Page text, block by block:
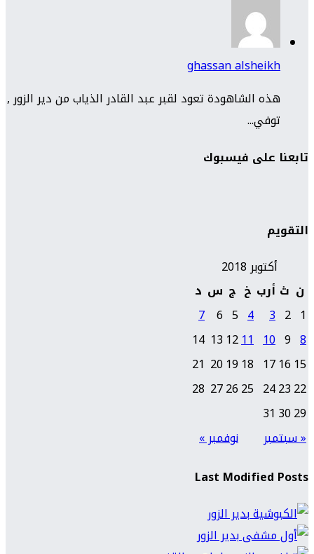
ghassan alsheikh
هذه الشاهودة تعود لقبر عبد القادر الذياب من دير الزور ,
توفي...
تابعنا على فيسبوك
التقويم
أكتوبر 2018
ن ث أرب خ ج س د
« سبتمبر نوفمبر »
1
2
3
4
5
6
7
8
9
10
11
12
13
14
15
16
17
18
19
20
21
22
23
24
25
26
27
28
29
30
31
Last Modified Posts